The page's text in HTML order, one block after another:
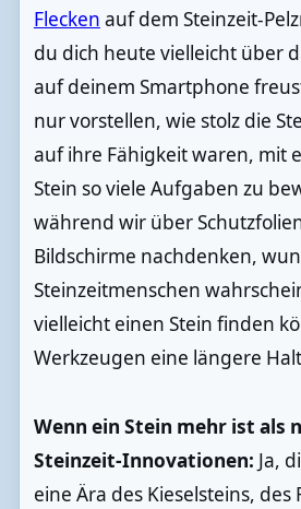
Flecken auf dem Steinzeit-
du dich heute vielleicht über
auf deinem Smartphone
nur vorstellen, wie stolz die
auf ihre Fähigkeit waren, mit
Stein so viele Aufgaben zu
während wir über
Bildschirme nachdenken,
Steinzeitmenschen
vielleicht einen Stein finden
Werkzeugen eine längere
Wenn ein Stein mehr ist als
Steinzeit-Innovationen: Ja,
eine Ära des Kieselsteins, des